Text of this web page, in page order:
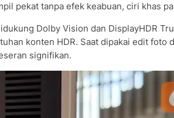
pekat tanpa efek keabuan, ciri khas
Dolby Vision dan DisplayHDR
konten HDR. Saat dipakai edit foto
signifikan.